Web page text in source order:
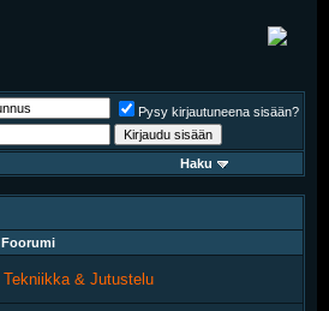
Pysy kirjautuneena sisään?
Haku
Foorumi
Tekniikka & Jutustelu